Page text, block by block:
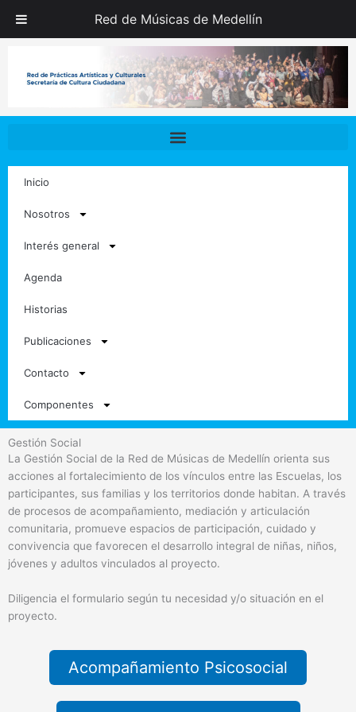
Red de Músicas de Medellín
Inicio
Nosotros
Interés general
Agenda
Historias
Publicaciones
Contacto
Componentes
Gestión Social
La Gestión Social de la Red de Músicas de Medellín orienta sus
acciones al fortalecimiento de los vínculos entre las Escuelas, los
participantes, sus familias y los territorios donde habitan. A través
de procesos de acompañamiento, mediación y articulación
comunitaria, promueve espacios de participación, cuidado y
convivencia que favorecen el desarrollo integral de niñas, niños,
jóvenes y adultos vinculados al proyecto.
Diligencia el formulario según tu necesidad y/o situación en el
proyecto.
Acompañamiento Psicosocial